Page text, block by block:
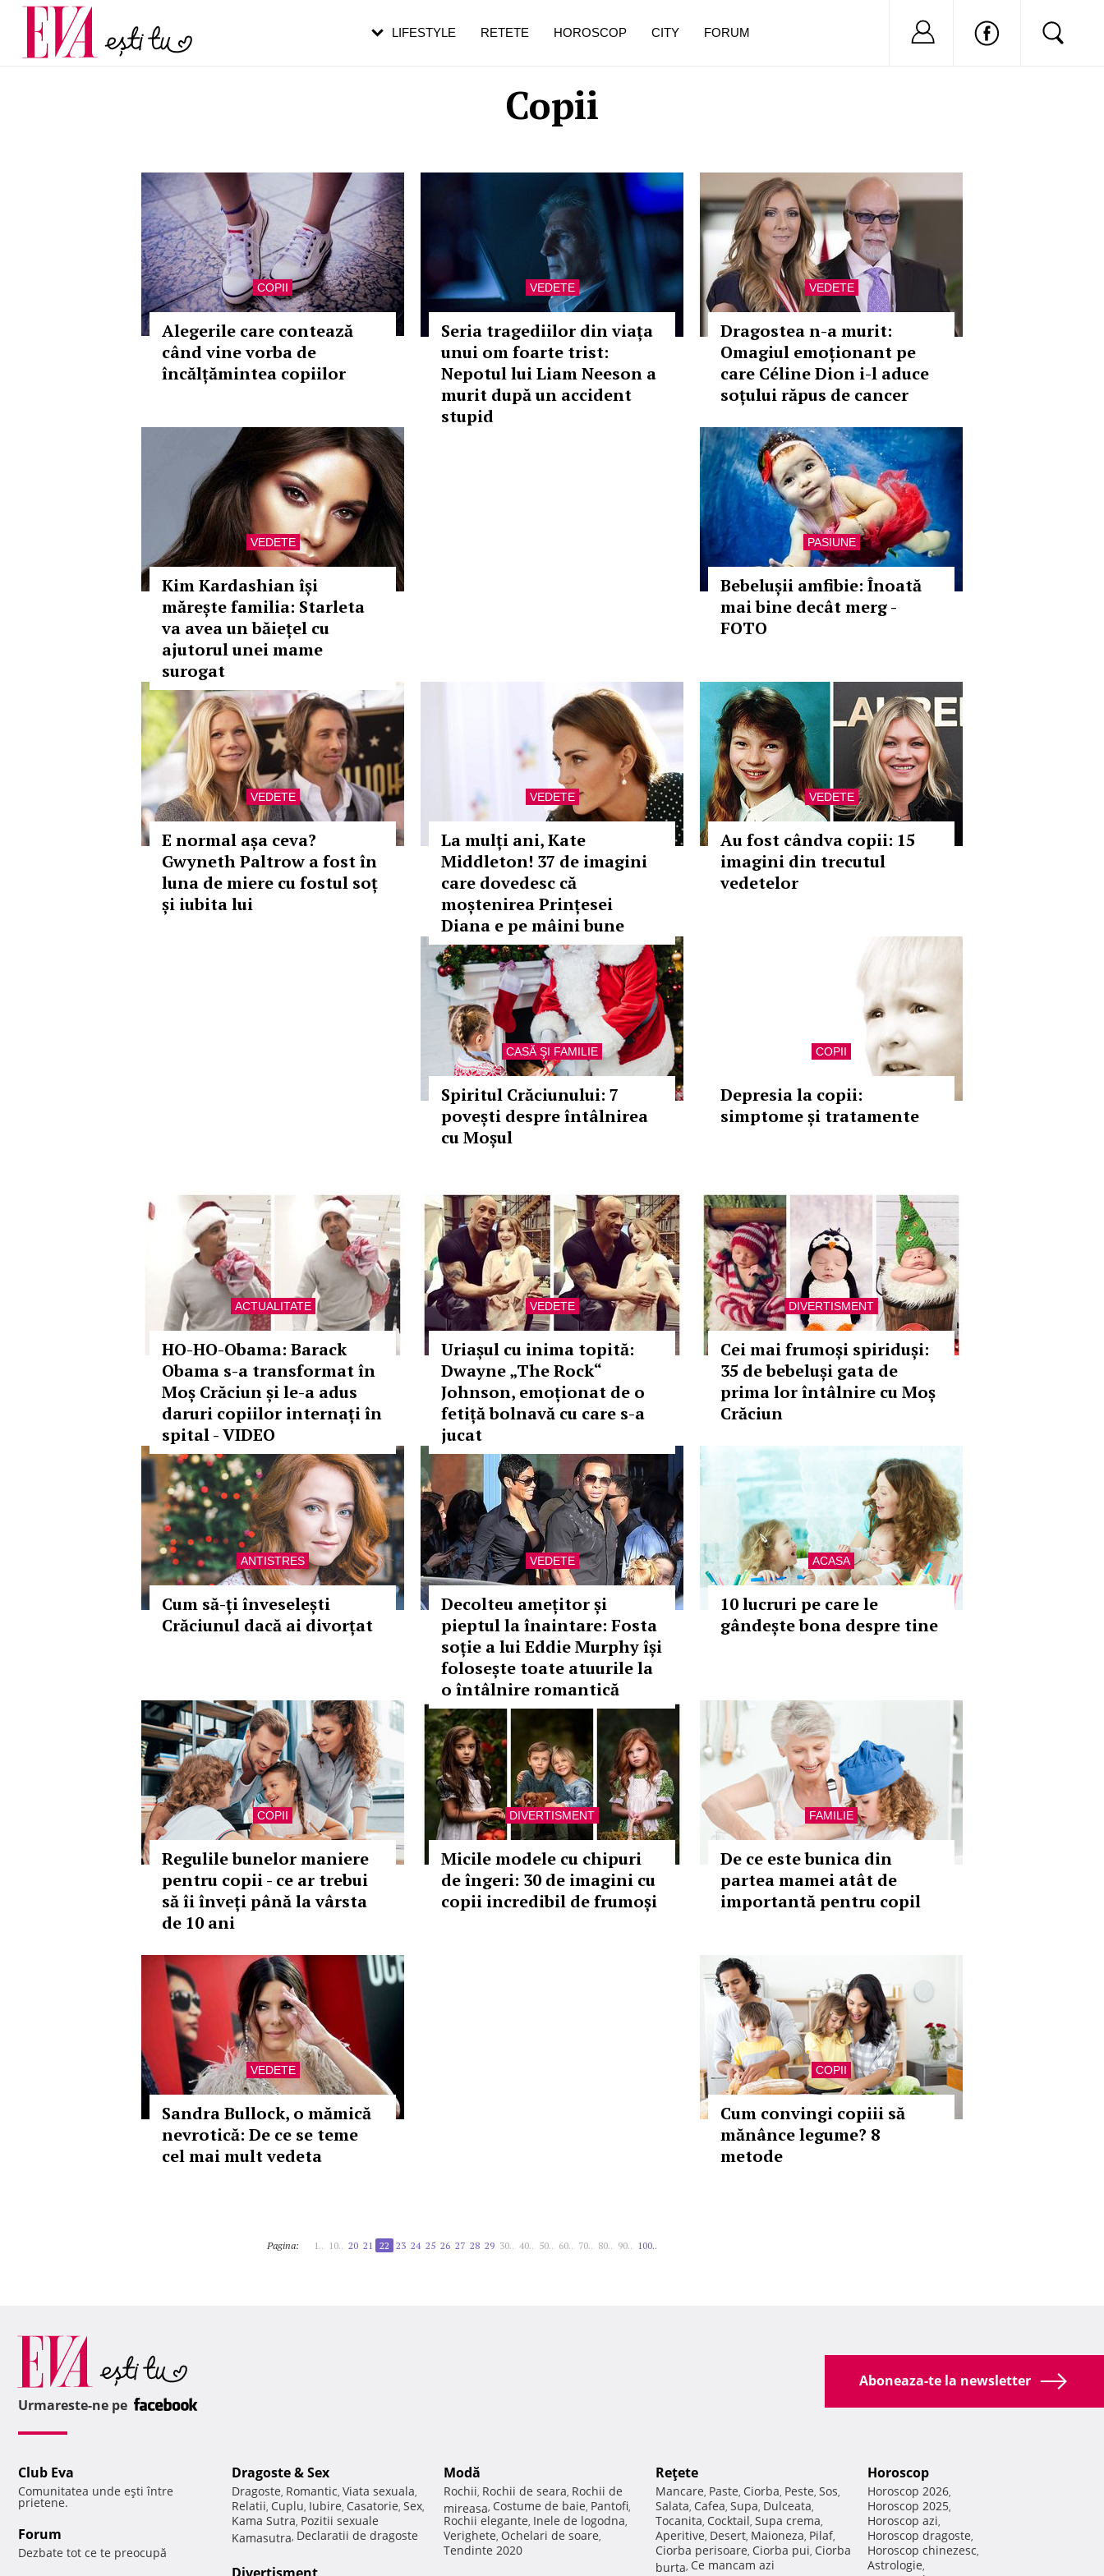
Copii
COPII
Alegerile care contează
când vine vorba de
încălțămintea copiilor
VEDETE
Seria tragediilor din viața
unui om foarte trist:
Nepotul lui Liam Neeson a
murit după un accident
stupid
VEDETE
Dragostea n-a murit:
Omagiul emoționant pe
care Céline Dion i-l aduce
soțului răpus de cancer
VEDETE
Kim Kardashian își
mărește familia: Starleta
va avea un băiețel cu
ajutorul unei mame
surogat
PASIUNE
Bebelușii amfibie: Înoată
mai bine decât merg -
FOTO
VEDETE
E normal așa ceva?
Gwyneth Paltrow a fost în
luna de miere cu fostul soț
și iubita lui
VEDETE
La mulți ani, Kate
Middleton! 37 de imagini
care dovedesc că
moștenirea Prințesei
Diana e pe mâini bune
VEDETE
Au fost cândva copii: 15
imagini din trecutul
vedetelor
CASĂ ŞI FAMILIE
Spiritul Crăciunului: 7
povești despre întâlnirea
cu Moșul
COPII
Depresia la copii:
simptome și tratamente
ACTUALITATE
HO-HO-Obama: Barack
Obama s-a transformat în
Moș Crăciun și le-a adus
daruri copiilor internați în
spital - VIDEO
VEDETE
Uriașul cu inima topită:
Dwayne „The Rock“
Johnson, emoționat de o
fetiță bolnavă cu care s-a
jucat
DIVERTISMENT
Cei mai frumoși spiriduși:
35 de bebeluși gata de
prima lor întâlnire cu Moș
Crăciun
ANTISTRES
Cum să-ți înveselești
Crăciunul dacă ai divorțat
VEDETE
Decolteu amețitor și
pieptul la înaintare: Fosta
soție a lui Eddie Murphy își
folosește toate atuurile la
o întâlnire romantică
ACASA
10 lucruri pe care le
gândește bona despre tine
COPII
Regulile bunelor maniere
pentru copii - ce ar trebui
să îi înveți până la vârsta
de 10 ani
DIVERTISMENT
Micile modele cu chipuri
de îngeri: 30 de imagini cu
copii incredibil de frumoși
FAMILIE
De ce este bunica din
partea mamei atât de
importantă pentru copil
VEDETE
Sandra Bullock, o mămică
nevrotică: De ce se teme
cel mai mult vedeta
COPII
Cum convingi copiii să
mănânce legume? 8
metode
Pagina: 1.. 10.. 20 21 22 23 24 25 26 27 28 29 30.. 40.. 50.. 60.. 70.. 80.. 90.. 100..
LIFESTYLE RETETE HOROSCOP CITY FORUM Nu ai cont?
Carieră
Actualitate
pe măsură ce înaintezi în vârstă
de dureroasă este investigația
Aboneaza-te la newsletter
Urmareste-ne pe
Club Eva
Comunitatea unde eşti între
prietene.
Forum
Dezbate tot ce te preocupă
Dragoste & Sex
Dragoste, Romantic, Viata sexuala,
Relatii, Cuplu, Iubire, Casatorie, Sex,
Kama Sutra, Pozitii sexuale
Kamasutra, Declaratii de dragoste
Modă
Rochii, Rochii de seara, Rochii de
mireasa, Costume de baie, Pantofi,
Rochii elegante, Inele de logodna,
Verighete, Ochelari de soare,
Tendinte 2020
Reţete
Mancare, Paste, Ciorba, Peste, Sos,
Salata, Cafea, Supa, Dulceata,
Tocanita, Cocktail, Supa crema,
Aperitive, Desert, Maioneza, Pilaf,
Ciorba perisoare, Ciorba pui, Ciorba
burta, Ce mancam azi
Horoscop
Horoscop 2026,
Horoscop 2025,
Horoscop azi,
Horoscop dragoste,
Horoscop chinezesc,
Astrologie,